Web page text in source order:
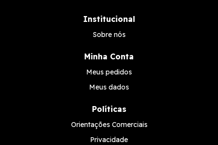
Institucional
Sobre nós
Minha Conta
Meus pedidos
Meus dados
Políticas
Orientações Comerciais
Privacidade